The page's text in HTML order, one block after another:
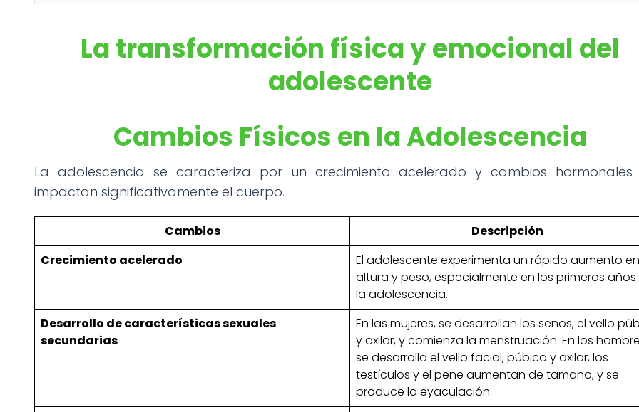
La transformación física y emocional del
adolescente
Cambios Físicos en la Adolescencia
La adolescencia se caracteriza por un crecimiento acelerado y cambios hormonales
impactan significativamente el cuerpo.
Cambios
Descripción
Crecimiento acelerado
El adolescente experimenta un rápido aumento en
altura y peso, especialmente en los primeros años
la adolescencia.
Desarrollo de características sexuales
secundarias
En las mujeres, se desarrollan los senos, el vello
y axilar, y comienza la menstruación. En los
se desarrolla el vello facial, púbico y axilar, los
testículos y el pene aumentan de tamaño, y se
produce la eyaculación.